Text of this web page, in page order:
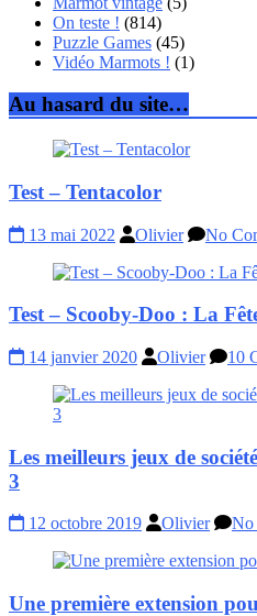
On teste ! (814)
Puzzle Games (45)
Vidéo Marmots ! (1)
Au hasard du site…
Test – Tentacolor
13 mai 2022 Olivier No
Test – Scooby-Doo : La
14 janvier 2020 Olivier 10
Les meilleurs jeux de
3
12 octobre 2019 Olivier No
Une première extension